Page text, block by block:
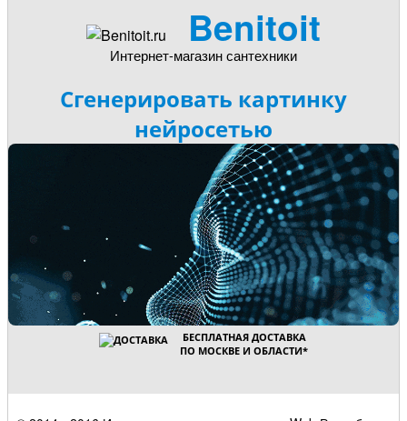
Benitoit
Интернет-магазин сантехники
Сгенерировать картинку
нейросетью
БЕСПЛАТНАЯ ДОСТАВКА
ПО МОСКВЕ И ОБЛАСТИ*